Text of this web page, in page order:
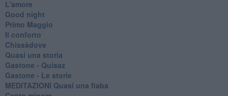
L'amore
Good night
Primo Maggio
Il conforto
Chissàdove
Quasi una storia
Gastone - Quisaz
Gastone - Le storie
MEDITAZIONI Quasi una fiaba